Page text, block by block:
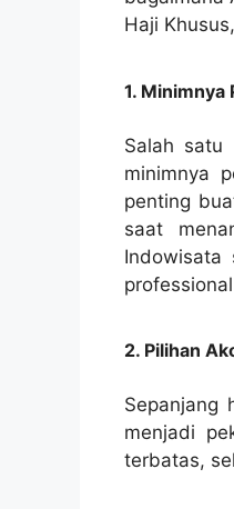
Haji
1. Minimnya
Salah satu
minimnya
penting
saat
Indowisata
2. Pilihan
Sepanjang
menjadi
terbatas,